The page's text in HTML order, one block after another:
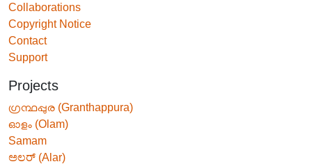
Collaborations
Copyright Notice
Contact
Support
Projects
ഗ്രന്ഥപ്പുര (Granthappura)
ഓളം (Olam)
Samam
ಅಲರ್ (Alar)